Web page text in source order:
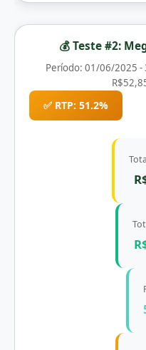
💰 Teste #2:
Período: 01/06/2025
✅ RTP: 51.2%